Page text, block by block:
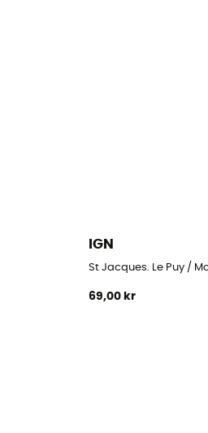
IGN
St Jacques. Le Puy /
69,00 kr